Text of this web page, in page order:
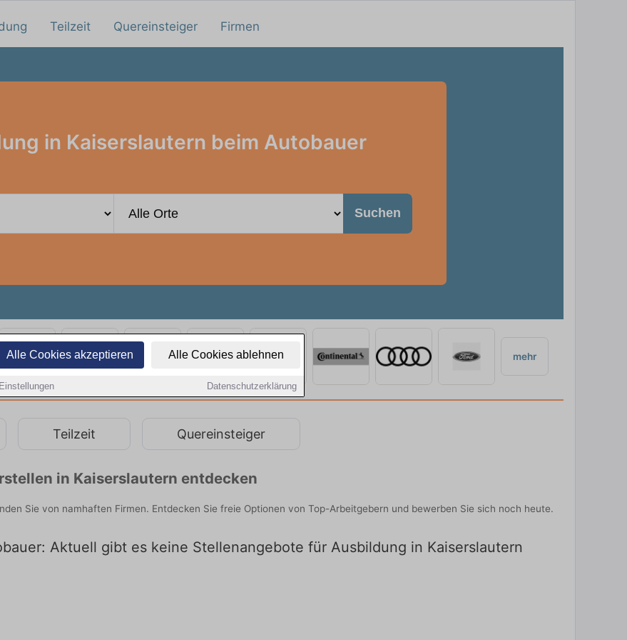
Alle Cookies akzeptieren Alle Cookies ablehnen
Einstellungen Datenschutzerklärung
Teilzeit Quereinsteiger Firmen
in Kaiserslautern beim Autobauer
Suchen
mehr
Teilzeit Quereinsteiger
in Kaiserslautern entdecken
Sie von namhaften Firmen. Entdecken Sie freie Optionen von Top-Arbeitgebern und bewerben Sie sich noch heute.
Aktuell gibt es keine Stellenangebote für Ausbildung in Kaiserslautern